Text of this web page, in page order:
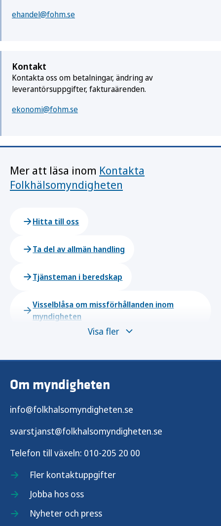
ehandel@fohm.se
Kontakt
Kontakta oss om betalningar, ändring av
leverantörsuppgifter, fakturaärenden.
ekonomi@fohm.se
Mer att läsa inom Kontakta
Folkhälsomyndigheten
Hitta till oss
Ta del av allmän handling
Tjänsteman i beredskap
Visselblåsa om missförhållanden inom
myndigheten
Visa fler
Om myndigheten
info@folkhalsomyndigheten.se
svarstjanst@folkhalsomyndigheten.se
Telefon till växeln: 010-205 20 00
Fler kontaktuppgifter
Jobba hos oss
Nyheter och press